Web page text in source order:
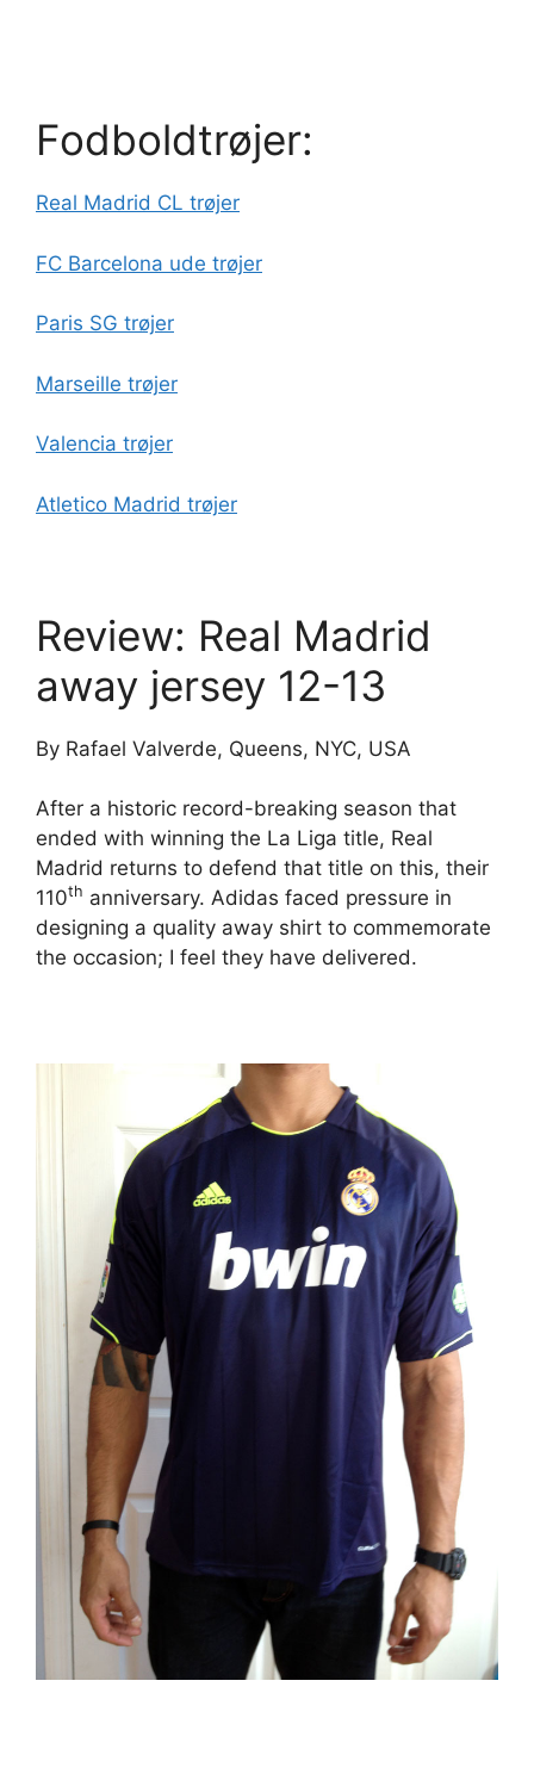
Fodboldtrøjer:
Real Madrid CL trøjer
FC Barcelona ude trøjer
Paris SG trøjer
Marseille trøjer
Valencia trøjer
Atletico Madrid trøjer
Review: Real Madrid
away jersey 12-13
By Rafael Valverde, Queens, NYC, USA
After a historic record-breaking season that
ended with winning the La Liga title, Real
Madrid returns to defend that title on this, their
110th anniversary. Adidas faced pressure in
designing a quality away shirt to commemorate
the occasion; I feel they have delivered.